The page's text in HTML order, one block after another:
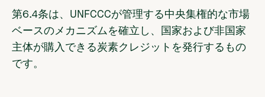
第6.4条は、UNFCCCが管理する中央集権的な市場
ベースのメカニズムを確立し、国家および非国家
主体が購入できる炭素クレジットを発行するもの
です。